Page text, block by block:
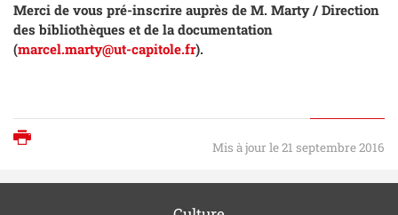
Merci de vous pré-inscrire auprès de M. Marty / Direction
des bibliothèques et de la documentation
(marcel.marty@ut-capitole.fr).
Mis à jour le 21 septembre 2016